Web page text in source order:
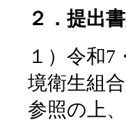
２．提出
１）令和7
境衛生組
参照の上